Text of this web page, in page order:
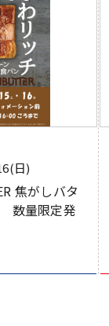
日)
焦がしバタ
数量限定発